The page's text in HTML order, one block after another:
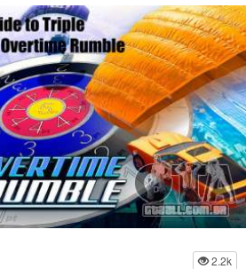
2.2k